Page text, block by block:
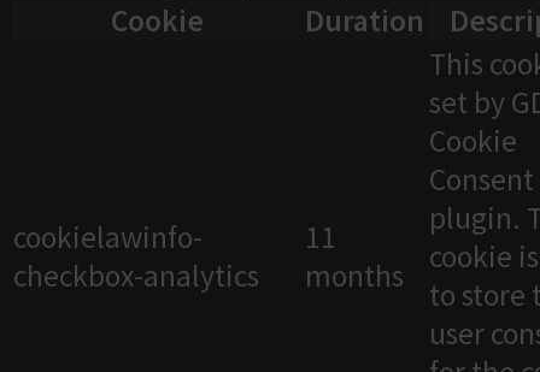
Cookie
Duration
cookielawinfo-
checkbox-analytics
11
months
This
set by
Cookie
Consent
plugin.
cookie
to store
user